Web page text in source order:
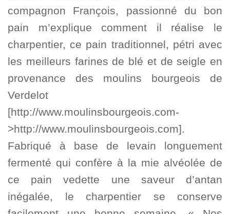
compagnon François, passionné du bon
pain m’explique comment il réalise le
charpentier, ce pain traditionnel, pétri avec
les meilleurs farines de blé et de seigle en
provenance des moulins bourgeois de
Verdelot
[http://www.moulinsbourgeois.com-
>http://www.moulinsbourgeois.com].
Fabriqué à base de levain longuement
fermenté qui confère à la mie alvéolée de
ce pain vedette une saveur d’antan
inégalée, le charpentier se conserve